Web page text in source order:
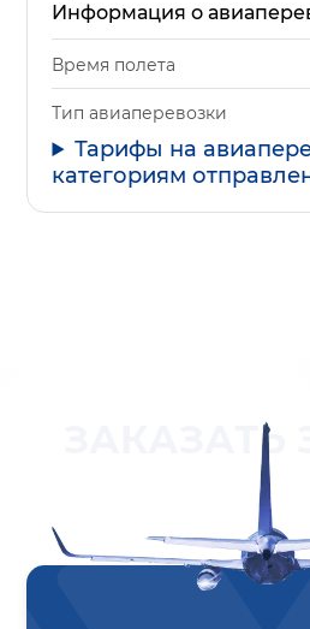
Информация о
Время полета
Тип авиаперевозки
Тарифы на
категориям
ЗАКАЗАТЬ